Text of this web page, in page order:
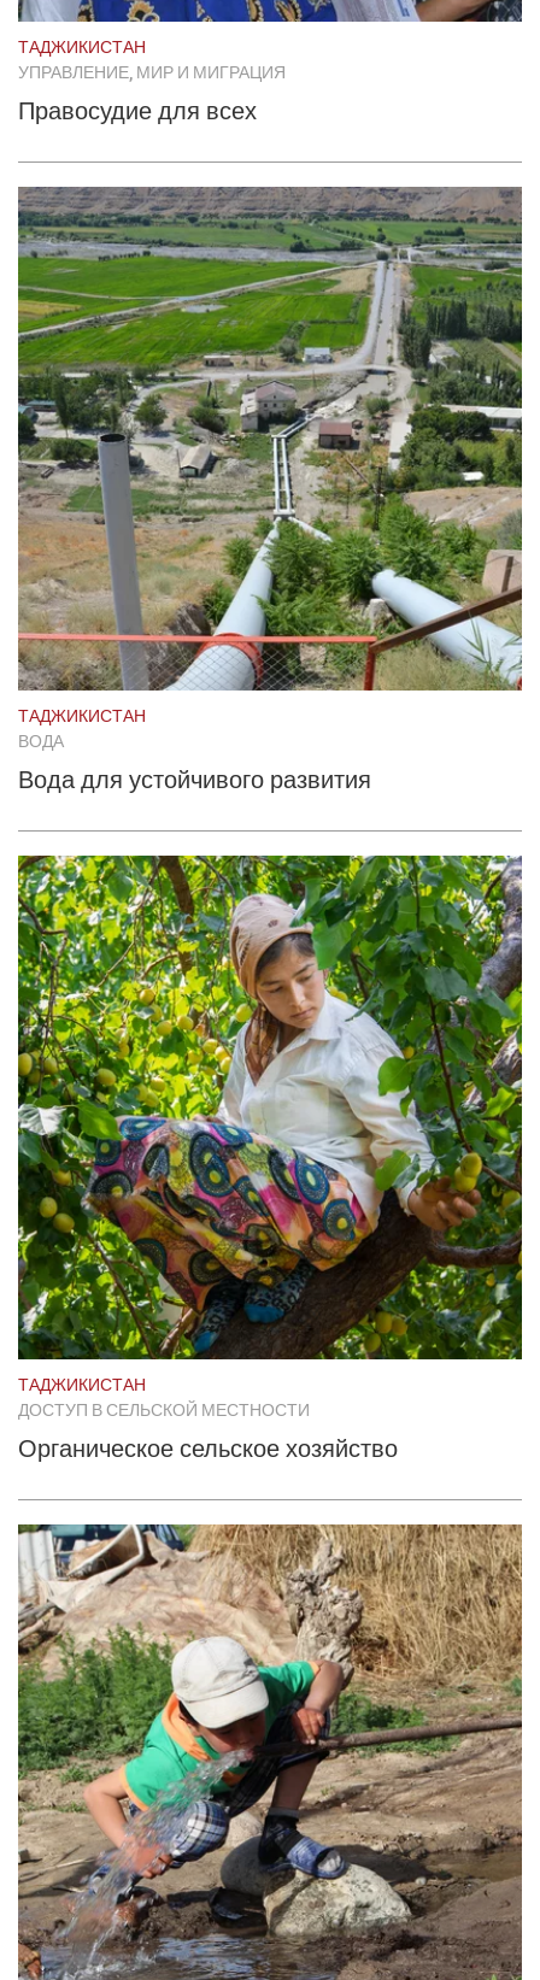
ТАДЖИКИСТАН
УПРАВЛЕНИЕ, МИР И МИГРАЦИЯ
Правосудие для всех
ТАДЖИКИСТАН
ВОДА
Вода для устойчивого развития
ТАДЖИКИСТАН
ДОСТУП В СЕЛЬСКОЙ МЕСТНОСТИ
Органическое сельское хозяйство